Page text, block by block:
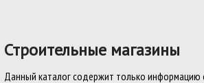
Строительные магазины
Данный каталог содержит только